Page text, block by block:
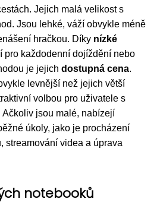
Jejich malá velikost s
Jsou lehké, váží obvykle méně
hračkou. Díky nízké
pro každodenní dojíždění nebo
je jejich dostupná cena.
levnější než jejich větší
volbou pro uživatele s
Ačkoliv jsou malé, nabízejí
úkoly, jako je procházení
streamování videa a úprava
notebooků